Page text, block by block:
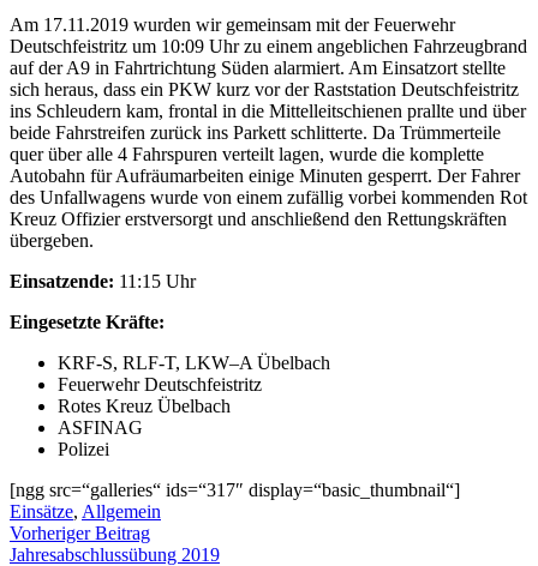
Am 17.11.2019 wurden wir gemeinsam mit der Feuerwehr
Deutschfeistritz um 10:09 Uhr zu einem angeblichen Fahrzeugbrand
auf der A9 in Fahrtrichtung Süden alarmiert. Am Einsatzort stellte
sich heraus, dass ein PKW kurz vor der Raststation Deutschfeistritz
ins Schleudern kam, frontal in die Mittelleitschienen prallte und über
beide Fahrstreifen zurück ins Parkett schlitterte. Da Trümmerteile
quer über alle 4 Fahrspuren verteilt lagen, wurde die komplette
Autobahn für Aufräumarbeiten einige Minuten gesperrt. Der Fahrer
des Unfallwagens wurde von einem zufällig vorbei kommenden Rot
Kreuz Offizier erstversorgt und anschließend den Rettungskräften
übergeben.
Einsatzende: 11:15 Uhr
Eingesetzte Kräfte:
KRF-S, RLF-T, LKW–A Übelbach
Feuerwehr Deutschfeistritz
Rotes Kreuz Übelbach
ASFINAG
Polizei
[ngg src=“galleries“ ids=“317″ display=“basic_thumbnail“]
Einsätze, Allgemein
Beitragsnavigation
Vorheriger BeitragVorheriger
Beitrag:
Jahresabschlussübung 2019